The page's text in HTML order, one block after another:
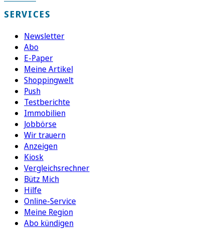
SERVICES
Newsletter
Abo
E-Paper
Meine Artikel
Shoppingwelt
Push
Testberichte
Immobilien
Jobbörse
Wir trauern
Anzeigen
Kiosk
Vergleichsrechner
Bütz Mich
Hilfe
Online-Service
Meine Region
Abo kündigen